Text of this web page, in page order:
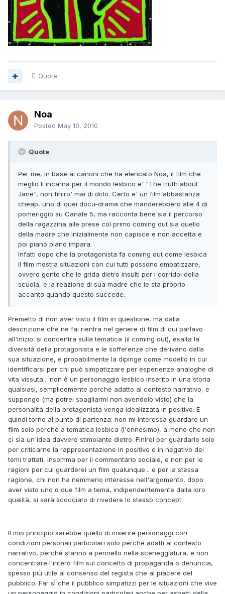
Quote
Noa
Posted May 10, 2010
Quote
Per me, in base ai canoni che ha elencato Noa, il film che
meglio li incarna per il mondo lesbico e' "The truth about
Jane", non finiro' mai di dirlo. Certo e' un film abbastanza
cheap, uno di quei docu-drama che manderebbero alle 4 di
pomeriggio su Canale 5, ma racconta bene sia il percorso
della ragazzina alle prese col primo coming out sia quello
della madre che inizialmente non capisce e non accetta e
poi piano piano impara.
Infatti dopo che la protagonista fa coming out come lesbica
il film mostra situazioni con cui tutti possono empatizzare,
ovvero gente che le grida dietro insulti per i corridoi della
scuola, e la reazione di sua madre che le sta proprio
accanto quando questo succede.
Premetto di non aver visto il film in questione, ma dalla
descrizione che ne fai rientra nel genere di film di cui parlavo
all'inizio: si concentra sulla tematica (il coming out), esalta la
diversità della protagonista e le sofferenze che derivano dalla
sua situazione, e probabilmente la dipinge come modello in cui
identificarsi per chi può simpatizzare per esperienze analoghe di
vita vissuta... non è un personaggio lesbico inserito in una storia
qualsiasi, semplicemente perché adatto al contesto narrativo, e
suppongo (ma potrei sbagliarmi non avendolo visto) che la
personalità della protagonista venga idealizzata in positivo. E
quindi torno al punto di partenza: non mi interessa guardare un
film solo perché a tematica lesbica (l'ennesimo), a meno che non
ci sia un'idea davvero stimolante dietro. Finirei per guardarlo solo
per criticarne la rappresentazione in positivo o in negativo dei
temi trattati, insomma per il commentario sociale, e non per le
ragioni per cui guarderei un film qualunque... e per la stessa
ragione, chi non ha nemmeno interesse nell'argomento, dopo
aver visto uno o due film a tema, indipendentemente dalla loro
qualità, si sarà scocciato di rivedere lo stesso concept.
Il mio principio sarebbe quello di inserire personaggi con
condizioni personali particolari solo perché adatti al contesto
narrativo, perché stanno a pennello nella sceneggiatura, e non
concentrare l'intero film sul concetto di propaganda o denuncia,
spesso più utile al consenso del regista che al piacere del
pubblico. Far sì che il pubblico simpatizzi per le situazioni che vive